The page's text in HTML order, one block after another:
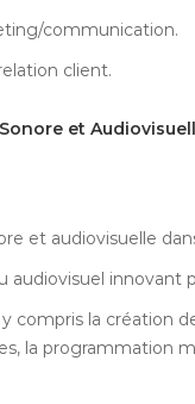
communication.
client.
et
et audiovisuelle
innovant
compris la création
la programmation